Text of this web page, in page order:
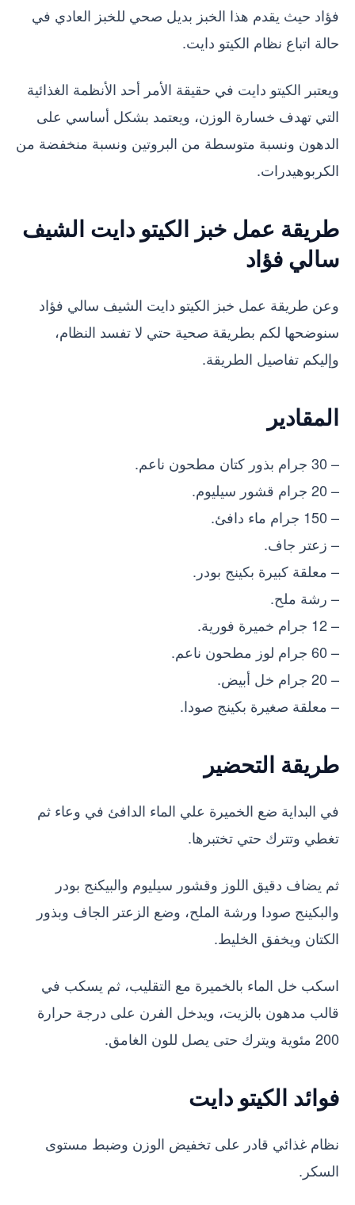
فؤاد حيث يقدم هذا الخبز بديل صحي للخبز العادي في
حالة اتباع نظام الكيتو دايت.
ويعتبر الكيتو دايت في حقيقة الأمر أحد الأنظمة الغذائية
التي تهدف خسارة الوزن، ويعتمد بشكل أساسي على
الدهون ونسبة متوسطة من البروتين ونسبة منخفضة من
الكربوهيدرات.
طريقة عمل خبز الكيتو دايت الشيف
سالي فؤاد
وعن طريقة عمل خبز الكيتو دايت الشيف سالي فؤاد
سنوضحها لكم بطريقة صحية حتي لا تفسد النظام،
وإليكم تفاصيل الطريقة.
المقادير
– 30 جرام بذور كتان مطحون ناعم.
– 20 جرام قشور سيليوم.
– 150 جرام ماء دافئ.
– زعتر جاف.
– معلقة كبيرة بكينج بودر.
– رشة ملح.
– 12 جرام خميرة فورية.
– 60 جرام لوز مطحون ناعم.
– 20 جرام خل أبيض.
– معلقة صغيرة بكينج صودا.
طريقة التحضير
في البداية ضع الخميرة علي الماء الدافئ في وعاء ثم
تغطي وتترك حتي تختبرها.
ثم يضاف دقيق اللوز وقشور سيليوم والبيكنج بودر
والبكينج صودا ورشة الملح، وضع الزعتر الجاف وبذور
الكتان ويخفق الخليط.
اسكب خل الماء بالخميرة مع التقليب، ثم يسكب في
قالب مدهون بالزيت، ويدخل الفرن على درجة حرارة
200 مئوية ويترك حتى يصل للون الغامق.
فوائد الكيتو دايت
نظام غذائي قادر على تخفيض الوزن وضبط مستوى
السكر.